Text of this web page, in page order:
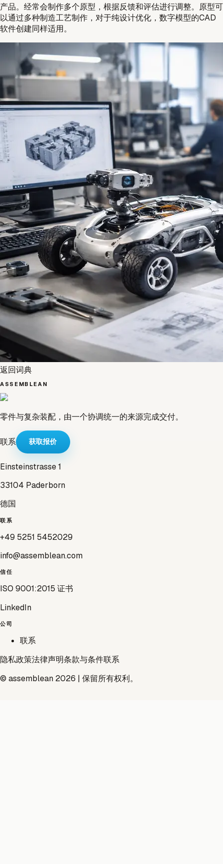
产品。经常会制作多个原型，根据反馈和评估进行调整。原型可
以通过多种制造工艺制作，对于纯设计优化，数字模型的CAD
软件创建同样适用。
返回词典
ASSEMBLEAN
零件与复杂装配，由一个协调统一的来源完成交付。
联系 获取报价
Einsteinstrasse 1
33104 Paderborn
德国
联系
+49 5251 5452029
info@assemblean.com
信任
ISO 9001:2015 证书
LinkedIn
公司
联系
隐私政策法律声明条款与条件联系
© assemblean 2026 | 保留所有权利。